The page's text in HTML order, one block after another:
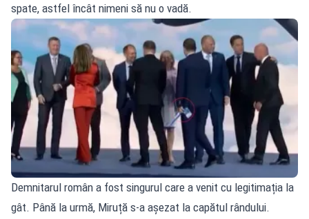
spate, astfel încât nimeni să nu o vadă.
Demnitarul român a fost singurul care a venit cu legitimația la
gât. Până la urmă, Miruță s-a așezat la capătul rândului.